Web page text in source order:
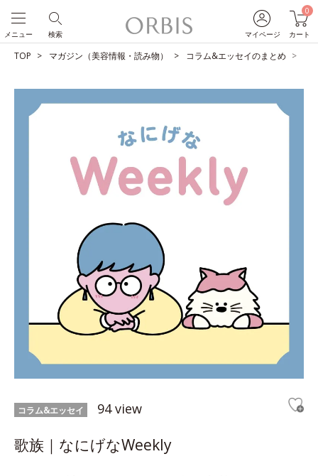
マイページ
0
カート
検索
メニュー
TOP マガジン（美容情報・読み物） コラム&エッセイのまとめ
コラム&エッセイ 94 view
歌族｜なにげなWeekly